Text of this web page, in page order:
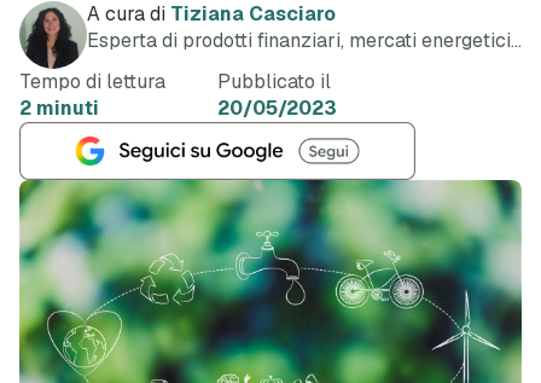
A cura di Tiziana Casciaro
Esperta di prodotti finanziari, mercati energetici
Tempo di lettura
2 minuti
Pubblicato il
20/05/2023